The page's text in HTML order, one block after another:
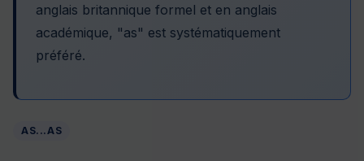
anglais britannique formel et en anglais
académique, "as" est systématiquement
préféré.
AS...AS